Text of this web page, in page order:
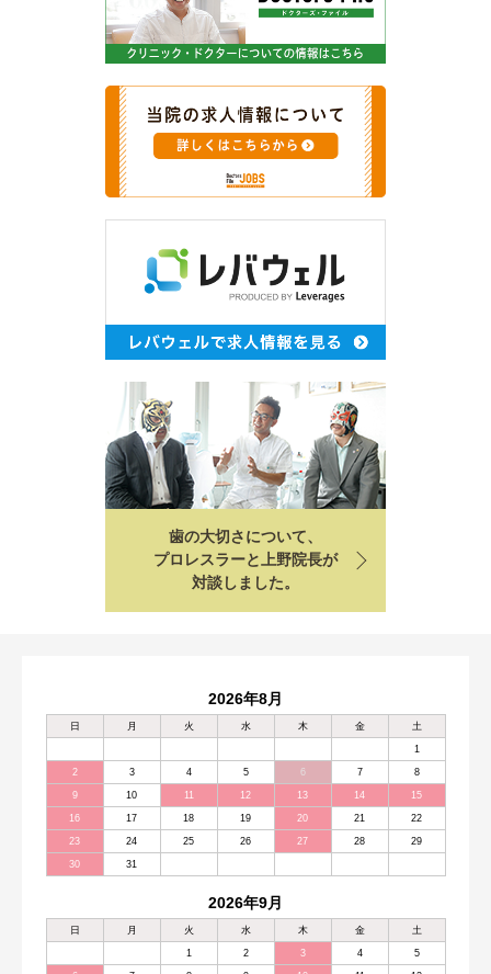
歯の大切さについて、
プロレスラーと上野院長が
対談しました。
2026年8月
日 月 火 水 木 金 土
1
2 3 4 5 6 7 8
9 10 11 12 13 14 15
16 17 18 19 20 21 22
23 24 25 26 27 28 29
30 31
2026年9月
日 月 火 水 木 金 土
1 2 3 4 5